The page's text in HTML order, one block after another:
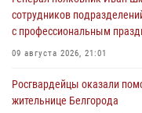
сотрудников
с профессиональным
09 августа 2026, 21:01
Росгвардейцы оказали
жительнице Белгорода